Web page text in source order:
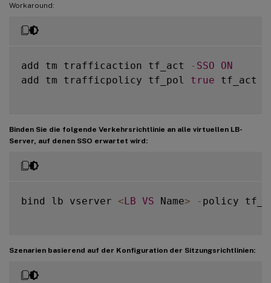
Workaround:
add tm trafficaction tf_act - SSO
ON
add tm trafficpolicy tf_pol true tf_act
Binden Sie die folgende Verkehrsrichtlinie an alle virtuellen LB-
Server, auf denen SSO erwartet wird:
bind lb vserver <LB VS Name> - policy
Szenarien basierend auf der Konfiguration der Sitzungsrichtlinien: